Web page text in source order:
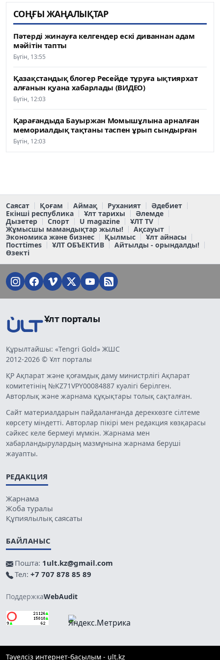
СОҢҒЫ ЖАҢАЛЫҚТАР
Пәтерді жинауға келгендер ескі диваннан адам
мәйітін тапты
Бүгін, 13:55
Қазақстандық блогер Ресейде тұруға ықтиярхат
алғанын қуана хабарлады (ВИДЕО)
Бүгін, 12:03
Қарағандыда Бауыржан Момышұлына арналған
мемориалдық тақтаны таспен ұрып сындырған
Бүгін, 12:03
Саясат Қоғам Аймақ Руханият
Әдебиет
Екінші республика
Ұлт тарихы
Әлемде
Дызетер
Спорт U magazine
ҰЛТ TV
Жұмысшы мамандықтар жылы!
Ақсауыт
Экономика және бизнес
Қылмыс
Ұлт айнасы
Постtimes
ҰЛТ ОБЪЕКТИВ
Айтылды - орындалды!
Өзекті
Ұлт порталы
Құрылтайшы: «Tengri Gold» ЖШС
2012-2026 © Ұлт порталы
ҚР Ақпарат және қоғамдық даму министрлігі Ақпарат
комитетінің №KZ71VPY00084887 куәлігі берілген.
Авторлық және жарнама құқықтары толық сақталған.
Сайт материалдарын пайдаланғанда дереккөзге сілтеме
көрсету міндетті. Авторлар пікірі мен редакция көзқарасы
сәйкес келе бермеуі мүмкін. Жарнама мен
хабарландырулардың мазмұнына жарнама беруші
жауапты.
РЕДАКЦИЯ
Жарнама
Жоба туралы
Құпиялылық саясаты
БАЙЛАНЫС
Пошта: 1ult.kz@gmail.com
Тел: +7 707 878 85 89
ПоддержкаWebAudit
Тәуелсіз интернет-басылым - ult.kz